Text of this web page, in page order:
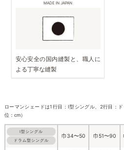
MADE IN JAPAN
安心安全の国内縫製と、職人に
よる丁寧な縫製
ローマンシェードは1行目：I型シングル、2行目：
位：cm）
I型シングル
ドラム型シングル
巾34〜50 巾51〜90